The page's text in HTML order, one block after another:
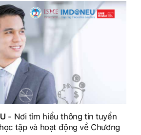
- Nơi tìm hiểu thông tin tuyển
tập và hoạt động về Chương